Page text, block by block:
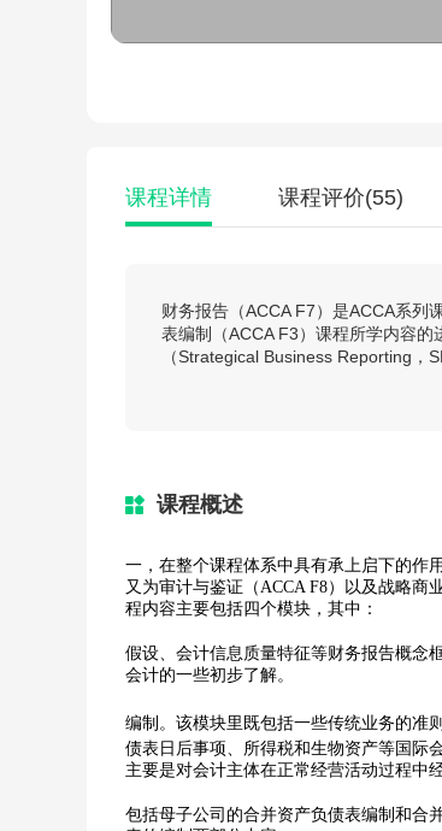
课程详情 课程评价(55)
财务报告（ACCA F7）是ACCA系列
表编制（ACCA F3）课程所学内容
（Strategical Business Reporting，
课程概述
一，在整个课程体系中具有承上启下的作
又为审计与鉴证（ACCA F8）以及战略商
程内容主要包括四个模块，其中：
假设、会计信息质量特征等财务报告概念
会计的一些初步了解。
编制。该模块里既包括一些传统业务的准
债表日后事项、所得税和生物资产等国际
主要是对会计主体在正常经营活动过程中
包括母子公司的合并资产负债表编制和合